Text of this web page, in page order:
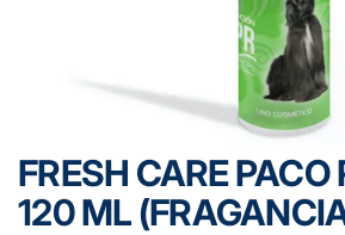
FRESH CARE
120 ML